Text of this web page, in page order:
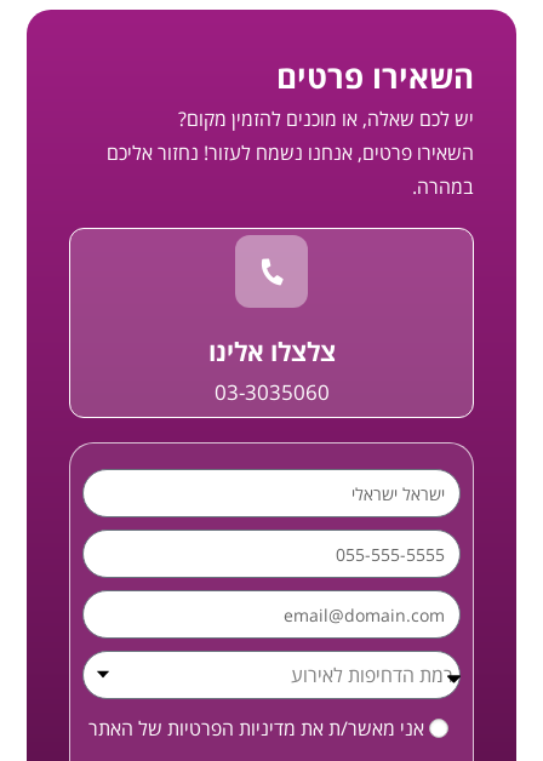
השאירו פרטים
יש לכם שאלה, או מוכנים להזמין מקום?
השאירו פרטים, אנחנו נשמח לעזור! נחזור אליכם
במהרה.
צלצלו אלינו
03-3035060
אני מאשר/ת את מדיניות הפרטיות של האתר